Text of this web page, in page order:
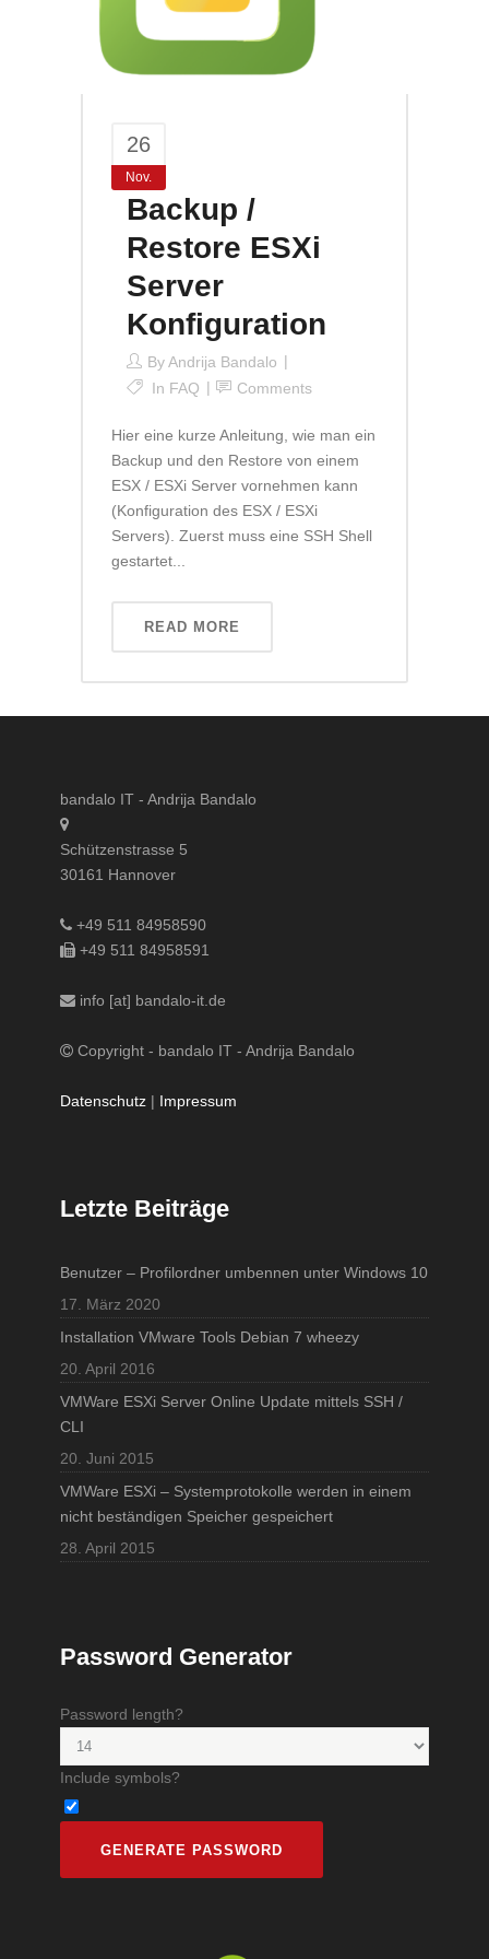
26
Nov.
Backup /
Restore ESXi
Server
Konfiguration
ByAndrija Bandalo
In FAQ Comments
Hier eine kurze Anleitung, wie man ein
Backup und den Restore von einem
ESX / ESXi Server vornehmen kann
(Konfiguration des ESX / ESXi
Servers). Zuerst muss eine SSH Shell
gestartet...
READ MORE
bandalo IT - Andrija Bandalo
Schützenstrasse 5
30161 Hannover
+49 511 84958590
+49 511 84958591
info [at] bandalo-it.de
Copyright - bandalo IT - Andrija Bandalo
Datenschutz | Impressum
Letzte Beiträge
Benutzer – Profilordner umbennen unter Windows 10
17. März 2020
Installation VMware Tools Debian 7 wheezy
20. April 2016
VMWare ESXi Server Online Update mittels SSH /
CLI
20. Juni 2015
VMWare ESXi – Systemprotokolle werden in einem
nicht beständigen Speicher gespeichert
28. April 2015
Password Generator
Password length?
Include symbols?